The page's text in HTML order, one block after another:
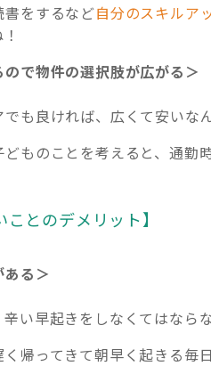
をするなど自分のスキルア
で物件の選択肢が広がる＞
も良ければ、広くて安いな
ものことを考えると、通勤
ことのデメリット】
る＞
い早起きをしなくてはなら
帰ってきて朝早く起きる毎